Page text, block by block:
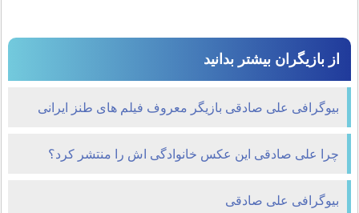
از بازیگران بیشتر بدانید
بیوگرافی علی صادقی بازیگر معروف فیلم های طنز ایرانی
چرا علی صادقی این عکس خانوادگی اش را منتشر کرد؟
بیوگرافی علی صادقی